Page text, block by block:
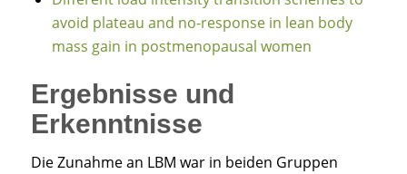
avoid plateau and no-response in lean body
mass gain in postmenopausal women
Ergebnisse und
Erkenntnisse
Die Zunahme an LBM war in beiden Gruppen